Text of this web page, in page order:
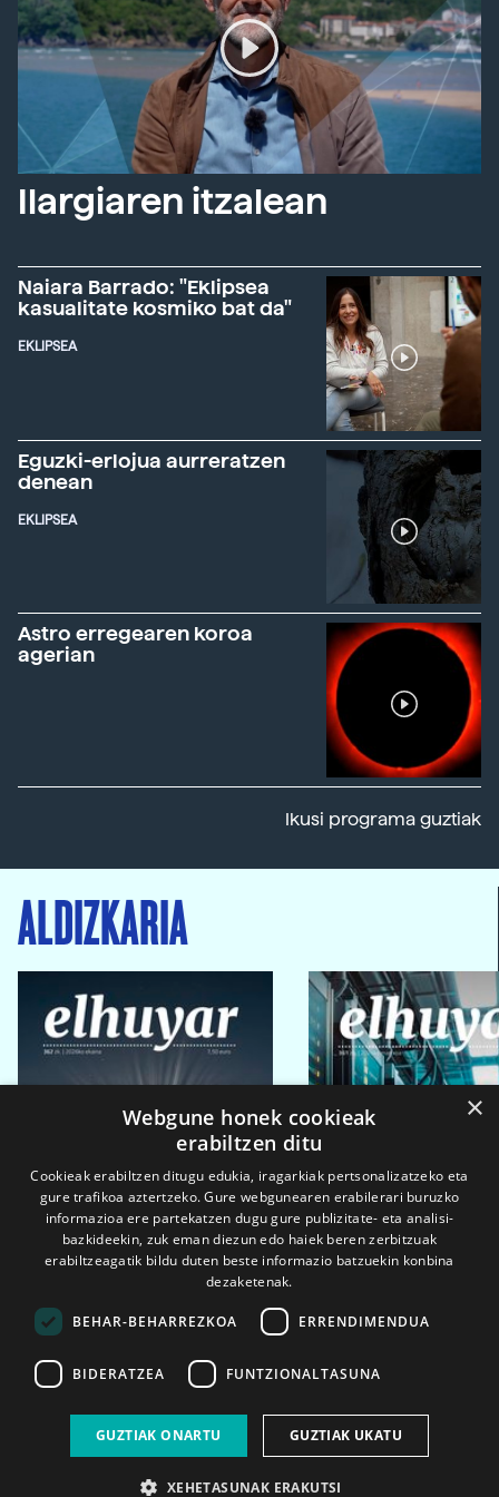
Ilargiaren itzalean
Naiara Barrado: "Eklipsea
kasualitate kosmiko bat da"
EKLIPSEA
Eguzki-erlojua aurreratzen
denean
EKLIPSEA
Astro erregearen koroa
agerian
Ikusi programa guztiak
ALDIZKARIA
2026ko eka. 1a 2026ko mar. 1a
×
Webgune honek cookieak
erabiltzen ditu
Cookieak erabiltzen ditugu edukia, iragarkiak pertsonalizatzeko eta
gure trafikoa aztertzeko. Gure webgunearen erabilerari buruzko
informazioa ere partekatzen dugu gure publizitate- eta analisi-
bazkideekin, zuk eman diezun edo haiek beren zerbitzuak
erabiltzeagatik bildu duten beste informazio batzuekin konbina
dezaketenak.
BEHAR-BEHARREZKOA ERRENDIMENDUA
BIDERATZEA FUNTZIONALTASUNA
GUZTIAK ONARTU GUZTIAK UKATU
XEHETASUNAK ERAKUTSI